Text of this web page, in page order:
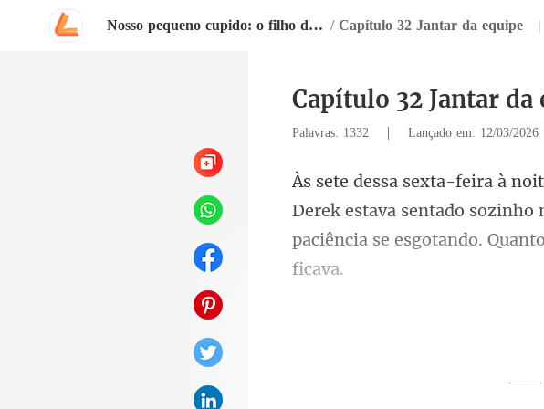
Nosso pequeno cupido: o filho do magnata em meus braços / Capítulo 32 Jantar da equipe |
Capítulo 32 Jantar da
Palavras: 1332 | Lançado em: 12/03/2026
rek estava sentado sozinho
paciê
——